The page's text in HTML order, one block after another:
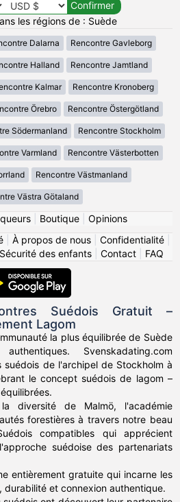
les régions de : Suède
Dalarna Rencontre Gavleborg
Halland Rencontre Jamtland
Kalmar Rencontre Kronoberg
Örebro Rencontre Östergötland
Södermanland Rencontre Stockholm
Varmland Rencontre Västerbotten
Rencontre Västmanland
Västra Götaland
| Boutique| Opinions
À propos de nous Confidentialité
Sécurité des enfants| Contact| FAQ
Suédois Gratuit –
Lagom
la plus équilibrée de Suède
Svenskadating.com
suédois de l'archipel de Stockholm à
le concept suédois de lagom –
diversité de Malmö, l'académie
forestières à travers notre beau
compatibles qui apprécient
suédoise des partenariats
entièrement gratuite qui incarne les
durabilité et connexion authentique.